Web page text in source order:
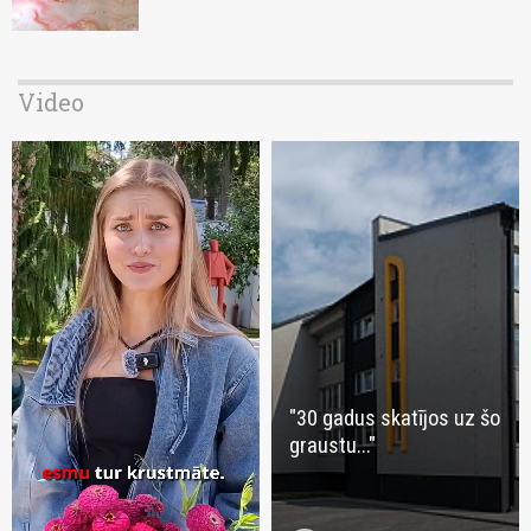
Video
"30 gadus skatījos uz šo
graustu..."